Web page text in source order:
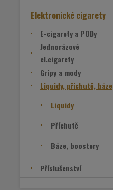
Elektronické cigarety
E-cigarety a PODy
Jednorázové
el.cigarety
Gripy a mody
Liquidy, příchutě, báze
Liquidy
Příchutě
Báze, boostery
Příslušenství